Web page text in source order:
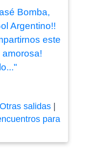
Bomba,
Argentino!!
este
Otras salidas|
para